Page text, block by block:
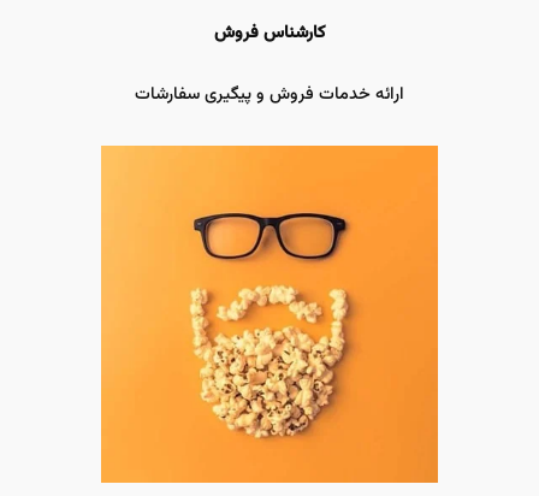
کارشناس فروش
ارائه خدمات فروش و پیگیری سفارشات